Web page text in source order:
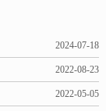
2024-07-18
2022-08-23
2022-05-05